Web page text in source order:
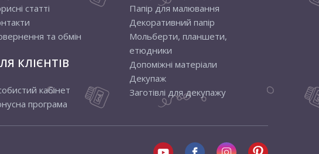
статті
та обмін
КЛІЄНТІВ
кабінет
програма
Папір для малювання
Декоративний папір
Мольберти, планшети,
етюдники
Допоміжні матеріали
Декупаж
Заготівлі для декупажу